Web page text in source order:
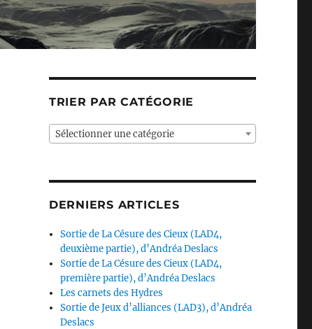
TRIER PAR CATÉGORIE
Sélectionner une catégorie
DERNIERS ARTICLES
Sortie de La Césure des Cieux (LAD4,
deuxième partie), d’Andréa Deslacs
Sortie de La Césure des Cieux (LAD4,
première partie), d’Andréa Deslacs
Les carnets des Hydres
Sortie de Jeux d’alliances (LAD3), d’Andréa
Deslacs